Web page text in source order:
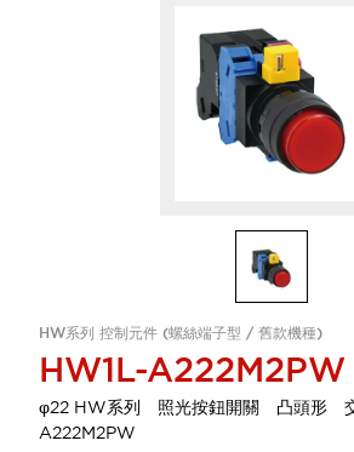
HW系列 控制元件 (螺絲端子型 / 舊款機種)
HW1L-A222M2PW
φ22 HW系列 照光按鈕開關 凸頭形
A222M2PW